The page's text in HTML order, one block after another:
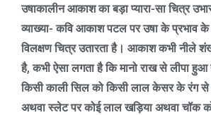
उषाकालीन आकाश का बड़ा प्यारा-सा चित्र
व्याख्या- कवि आकाश पटल पर उषा के प्रभाव के
विलक्षण चित्र उतारता है। आकाश कभी नीले
है,कभी ऐसा लगता है कि मानो राख से लीपा हुआ
किसी काली सिल को किसी लाल केसर के रंग से
अथवा स्लेट पर कोई लाल खड़िया अथवा चॉक को